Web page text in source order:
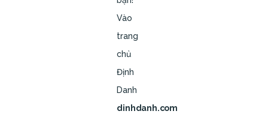
Vào
trang
chủ
Định
Danh
dinhdanh.com